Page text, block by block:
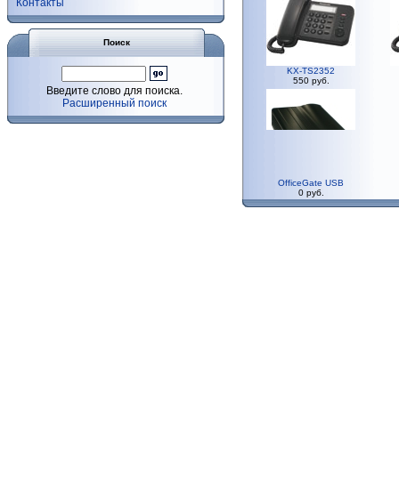
Контакты
Поиск
Введите слово для поиска.
Расширенный поиск
KX-TS2352
550 руб.
OfficeGate USB
0 руб.